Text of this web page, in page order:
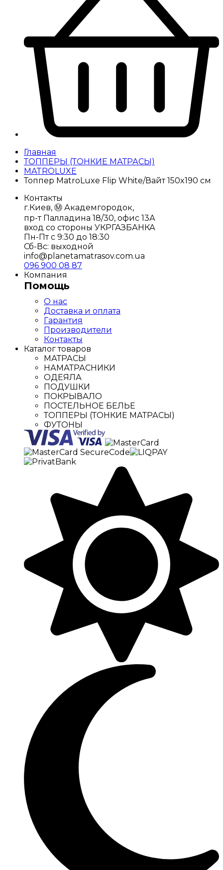
Главная
ТОППЕРЫ (ТОНКИЕ МАТРАСЫ)
MATROLUXE
Топпер MatroLuxe Flip White/Вайт 150x190 см
Контакты
г.Киев, Ⓜ️ Академгородок,
пр-т Палладина 18/30, офис 13А
вход со стороны УКРГАЗБАНКА
Пн-Пт с 9:30 до 18:30
Сб-Вс: выходной
info@planetamatrasov.com.ua
096 900 08 87
Компания
Помощь
О нас
Доставка и оплата
Гарантия
Производители
Контакты
Каталог товаров
МАТРАСЫ
НАМАТРАСНИКИ
ОДЕЯЛА
ПОДУШКИ
ПОКРЫВАЛО
ПОСТЕЛЬНОЕ БЕЛЬЕ
ТОППЕРЫ (ТОНКИЕ МАТРАСЫ)
ФУТОНЫ